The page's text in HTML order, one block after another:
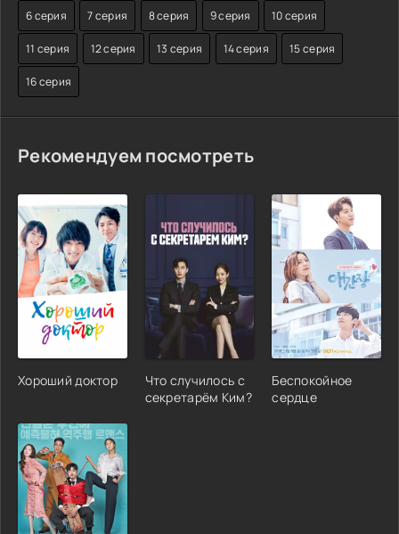
6 серия 7 серия 8 серия 9 серия 10 серия
11 серия 12 серия 13 серия 14 серия 15 серия
16 серия
Рекомендуем посмотреть
Хороший доктор
Что случилось с
секретарём Ким?
Беспокойное
сердце